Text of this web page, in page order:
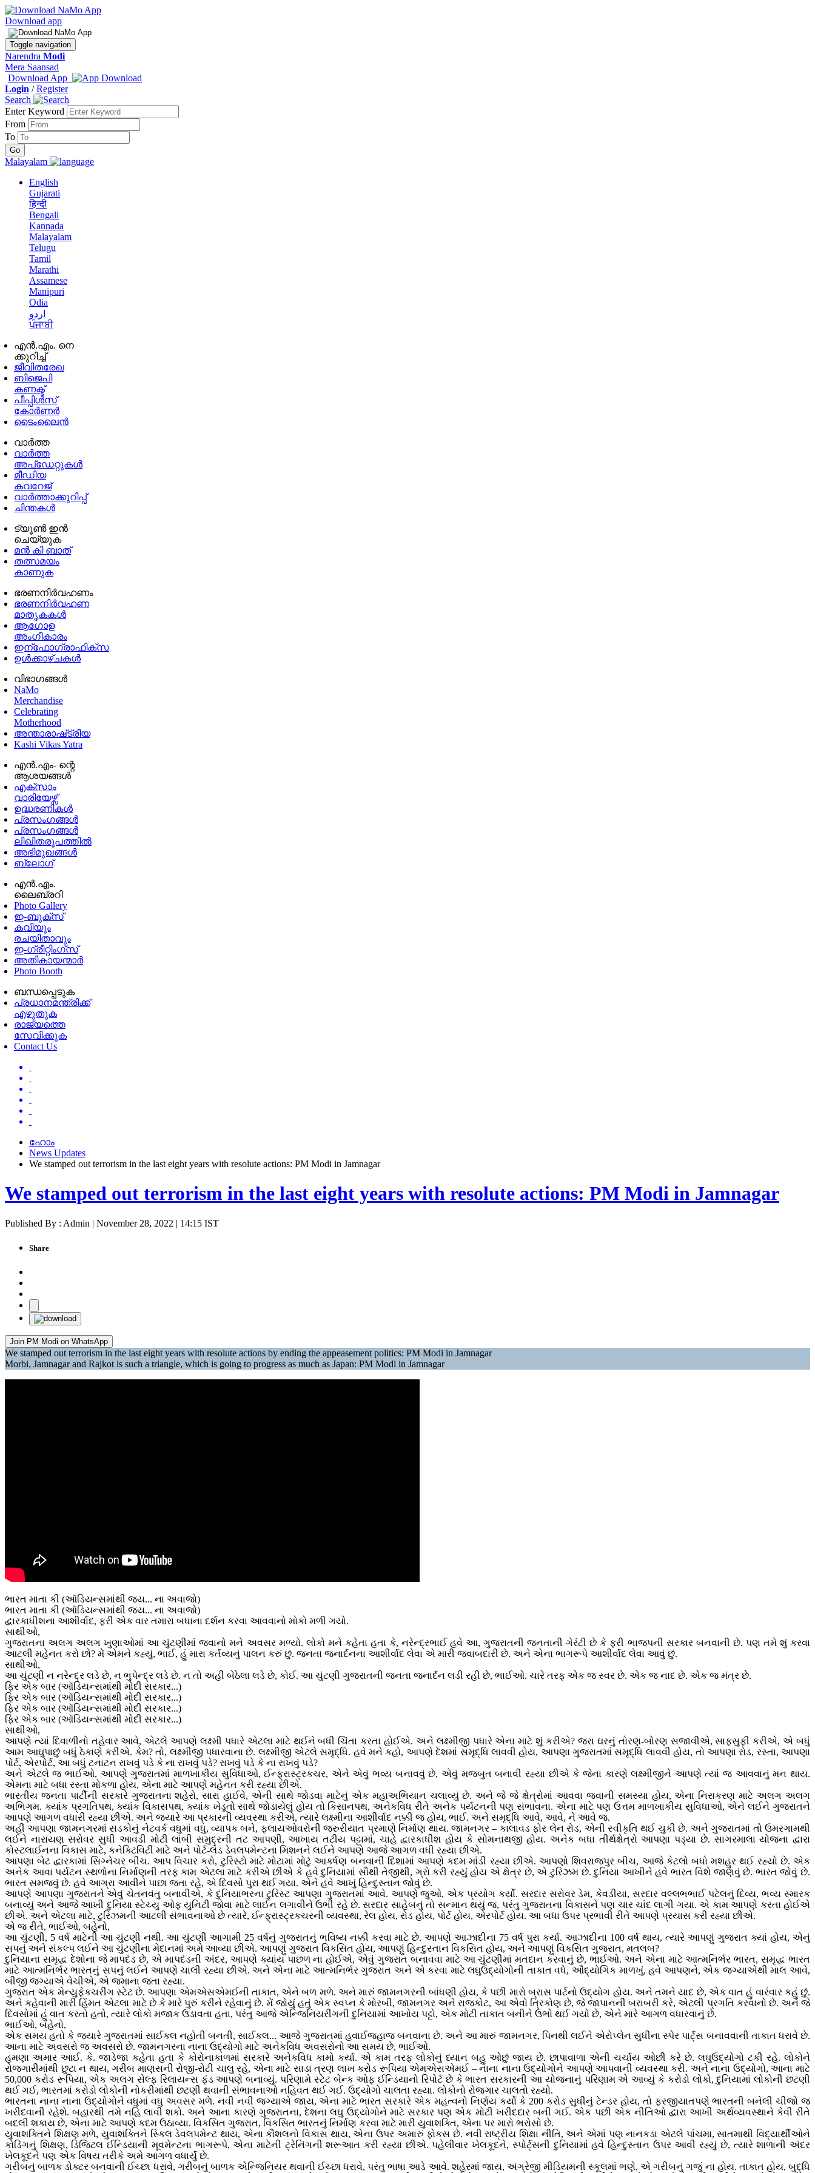
Download app
Toggle navigation
Narendra Modi
Mera Saansad
Download App
Login /Register
Search
Enter Keyword
From
To
Malayalam
English
Gujarati
हिन्दी
Bengali
Kannada
Malayalam
Telugu
Tamil
Marathi
Assamese
Manipuri
Odia
اردو
ਪੰਜਾਬੀ
എൻ.എം. നെ
ക്കുറിച്ച്
ജീവിതരേഖ
ബിജെപി
കണക്ട്
പീപ്പിൾസ്
കോർണർ
ടൈംലൈൻ
വാർത്ത
വാർത്ത
അപ്ഡേറ്റുകൾ
മീഡിയ
കവറേജ്
വാർത്താക്കുറിപ്പ്
ചിന്തകൾ
ട്യൂൺ ഇൻ
ചെയ്യുക
മൻ കി ബാത്
തത്സമയം
കാണുക
ഭരണനിര്‍വഹണം
ഭരണനിര്‍വഹണ
മാതൃകകൾ
ആഗോള
അംഗീകാരം
ഇന്ഫോഗ്രാഫിക്സ
ഉള്‍ക്കാഴ്‌ചകൾ
വിഭാഗങ്ങൾ
NaMo
Merchandise
Celebrating
Motherhood
അന്താരാഷ്‌ട്രീയ
Kashi Vikas Yatra
എൻ.എം- ന്റെ
ആശയങ്ങൾ
എക്സാം
വാരിയേഴ്സ്
ഉദ്ധരണികള്‍
പ്രസംഗങ്ങള്‍
പ്രസംഗങ്ങൾ
ലിഖിതരൂപത്തിൽ
അഭിമുഖങ്ങൾ
ബ്ലോഗ്
എൻ.എം.
ലൈബ്രറി
Photo Gallery
ഇ-ബുക്‌സ്
കവിയും
രചയിതാവും
ഇ-ഗ്രീറ്റിംഗ്‌സ്
അതികായന്മാർ
Photo Booth
ബന്ധപ്പെടുക
പ്രധാനമന്ത്രിക്ക്
എഴുതുക
രാജ്യത്തെ
സേവിക്കുക
Contact Us
ഹോം
News Updates
We stamped out terrorism in the last eight years with resolute actions: PM Modi in Jamnagar
We stamped out terrorism in the last eight years with resolute actions: PM Modi in Jamnagar
Published By : Admin | November 28, 2022 | 14:15 IST
Share
Join PM Modi on WhatsApp
We stamped out terrorism in the last eight years with resolute actions by ending the appeasement politics: PM Modi in Jamnagar
Morbi, Jamnagar and Rajkot is such a triangle, which is going to progress as much as Japan: PM Modi in Jamnagar
ભારત માતા કી (ઑડિયન્સમાંથી જય... ના અવાજો)
ભારત માતા કી (ઑડિયન્સમાંથી જય... ના અવાજો)
દ્વારકાધીશના આશીર્વાદ, ફરી એક વાર તમારા બધાના દર્શન કરવા આવવાનો મોકો મળી ગયો.
સાથીઓ,
ગુજરાતના અલગ અલગ ખુણાઓમાં આ ચુંટણીમાં જવાનો મને અવસર મળ્યો. લોકો મને કહેતા હતા કે, નરેન્દ્રભાઈ હવે આ, ગુજરાતની જનતાની ગેરંટી છે કે ફરી ભાજપની સરકાર બનવાની છે. પણ તમે શું કરવા
આટલી મહેનત કરો છો? મેં એમને કહ્યું, ભાઈ, હું મારા કર્તવ્યનું પાલન કરું છું. જનતા જનાર્દનના આશીર્વાદ લેવા એ મારી જવાબદારી છે. અને એના ભાગરૂપે આશીર્વાદ લેવા આવું છું.
સાથીઓ,
આ ચુંટણી ન નરેન્દ્ર લડે છે, ન ભુપેન્દ્ર લડે છે. ન તો અહીં બેઠેલા લડે છે, કોઈ. આ ચુંટણી ગુજરાતની જનતા જનાર્દન લડી રહી છે, ભાઈઓ. ચારે તરફ એક જ સ્વર છે. એક જ નાદ છે. એક જ મંત્ર છે.
ફિર એક બાર (ઑડિયન્સમાંથી મોદી સરકાર...)
ફિર એક બાર (ઑડિયન્સમાંથી મોદી સરકાર...)
ફિર એક બાર (ઑડિયન્સમાંથી મોદી સરકાર...)
ફિર એક બાર (ઑડિયન્સમાંથી મોદી સરકાર...)
સાથીઓ,
આપણે ત્યાં દિવાળીનો તહેવાર આવે, એટલે આપણે લક્ષ્મી પધારે એટલા માટે થઈને બધી ચિંતા કરતા હોઈએ. અને લક્ષ્મીજી પધારે એના માટે શું કરીએ? જરા ઘરનું તોરણ-બોરણ સજાવીએ, સાફસુફી કરીએ, એ બધું
આમ આઘુપાછું બધું ઠેકાણે કરીએ. કેમ? તો, લક્ષ્મીજી પધારવાના છે. લક્ષ્મીજી એટલે સમૃદ્ધિ. હવે મને કહો, આપણે દેશમાં સમૃદ્ધિ લાવવી હોય, આપણા ગુજરાતમાં સમૃદ્ધિ લાવવી હોય, તો આપણા રોડ, રસ્તા, આપણા
પોર્ટ, એરપોર્ટ, આ બધું ટનાટન રાખવું પડે કે ના રાખવું પડે? રાખવું પડે કે ના રાખવું પડે?
અને એટલે જ ભાઈઓ, આપણે ગુજરાતમાં માળખાકીય સુવિધાઓ, ઈન્ફ્રાસ્ટ્રકચર, એને એવું ભવ્ય બનાવવું છે, એવું મજબુત બનાવી રહ્યા છીએ કે જેના કારણે લક્ષ્મીજીને આપણે ત્યાં જ આવવાનું મન થાય.
એમના માટે બધા રસ્તા મોકળા હોય, એના માટે આપણે મહેનત કરી રહ્યા છીએ.
ભારતીય જનતા પાર્ટીની સરકારે ગુજરાતના શહેરો, સારા હાઈવે, એની સાથે જોડવા માટેનું એક મહાઅભિયાન ચલાવ્યું છે. અને જે જે ક્ષેત્રોમાં આવવા જવાની સમસ્યા હોય, એના નિરાકરણ માટે અલગ અલગ
અભિગમ. ક્યાંક પ્રગતિપથ, ક્યાંક વિકાસપથ, ક્યાંક ખેડૂતો સાથે જોડાયેલું હોય તો કિસાનપથ, અનેકવિધ રીતે અનેક પર્યટનની પણ સંભાવના. એના માટે પણ ઉત્તમ માળખાકીય સુવિધાઓ, એને લઈને ગુજરાતને
આપણે આગળ વધારી રહ્યા છીએ. અને જ્યારે આ પ્રકારની વ્યવસ્થા કરીએ, ત્યારે લક્ષ્મીના આશીર્વાદ નક્કી જ હોય, ભાઈ. અને સમૃદ્ધિ આવે, આવે, ને આવે જ.
અહીં આપણા જામનગરમાં સડકોનું નેટવર્ક વધુમાં વધુ, વ્યાપક બને, ફ્લાયઓવરોની જરુરીયાત પ્રમાણે નિર્માણ થાય. જામનગર – કાલાવડ ફોર લેન રોડ, એની સ્વીકૃતિ થઈ ચુકી છે. અને ગુજરાતમાં તો ઉમરગામથી
લઈને નારાયણ સરોવર સુધી આવડી મોટી લાંબી સમુદ્રની તટ આપણી, આખાય તટીય પટ્ટામાં, ચાહે દ્વારકાધીશ હોય કે સોમનાથજી હોય. અનેક બધા તીર્થક્ષેત્રો આપણા પડ્યા છે. સાગરમાલા યોજના દ્વારા
કોસ્ટલાઈનના વિકાસ માટે, કનેક્ટિવિટી માટે અને પોર્ટ-લેડ ડેવલપમેન્ટના મિશનને લઈને આપણે આજે આગળ વધી રહ્યા છીએ.
આપણા બેટ દ્વારકામાં સિગ્નેચર બીચ. આપ વિચાર કરો, ટુરિસ્ટો માટે મોટામાં મોટું આકર્ષણ બનવાની દિશામાં આપણે કદમ માંડી રહ્યા છીએ. આપણો શિવરાજપુર બીચ, આજે કેટલો બધો મશહુર થઈ રહ્યો છે. એક
અનેક આવા પર્યટન સ્થળોના નિર્માણની તરફ કામ એટલા માટે કરીએ છીએ કે હવે દુનિયામાં સૌથી તેજીથી, ગ્રો કરી રહ્યું હોય એ ક્ષેત્ર છે, એ ટુરિઝમ છે. દુનિયા આખીને હવે ભારત વિશે જાણવું છે. ભારત જોવું છે.
ભારત સમજવું છે. હવે આગ્રા આવીને પાછા જતા રહે, એ દિવસો પુરા થઈ ગયા. એને હવે આખું હિન્દુસ્તાન જોવું છે.
આપણે આપણા ગુજરાતને એવું ચેતનવંતુ બનાવીએ, કે દુનિયાભરના ટુરિસ્ટ આપણા ગુજરાતમાં આવે. આપણે જુઓ, એક પ્રયોગ કર્યો. સરદાર સરોવર ડેમ, કેવડીયા, સરદાર વલ્લભભાઈ પટેલનું દિવ્ય, ભવ્ય સ્મારક
બનાવ્યું અને આજે આખી દુનિયા સ્ટેચ્યુ ઓફ યુનિટી જોવા માટે લાઈન લગાવીને ઉભી રહે છે. સરદાર સાહેબનું તો સન્માન થયું જ, પરંતુ ગુજરાતના વિકાસને પણ ચાર ચાંદ લાગી ગયા. એ કામ આપણે કરતા હોઈએ
છીએ. અને એટલા માટે, ટુરિઝમની આટલી સંભાવનાઓ છે ત્યારે, ઈન્ફ્રાસ્ટ્રકચરની વ્યવસ્થા, રેલ હોય, રોડ હોય, પોર્ટ હોય, એરપોર્ટ હોય. આ બધા ઉપર પ્રભાવી રીતે આપણે પ્રયાસ કરી રહ્યા છીએ.
એ જ રીતે, ભાઈઓ, બહેનો,
આ ચુંટણી, 5 વર્ષ માટેની આ ચુંટણી નથી. આ ચુંટણી આગામી 25 વર્ષનું ગુજરાતનું ભવિષ્ય નક્કી કરવા માટે છે. આપણે આઝાદીના 75 વર્ષ પુરા કર્યા. આઝાદીના 100 વર્ષ થાય, ત્યારે આપણું ગુજરાત ક્યાં હોય, એનું
સપનું અને સંકલ્પ લઈને આ ચુંટણીના મેદાનમાં અમે આવ્યા છીએ. આપણું ગુજરાત વિકસિત હોય, આપણું હિન્દુસ્તાન વિકસિત હોય, અને આપણું વિકસિત ગુજરાત, મતલબ?
દુનિયાના સમૃદ્ધ દેશોના જે માપદંડ છે, એ માપદંડની અંદર, આપણે ક્યાંય પાછળ ના હોઈએ, એવું ગુજરાત બનાવવા માટે આ ચુંટણીમાં મતદાન કરવાનું છે, ભાઈઓ. અને એના માટે આત્મનિર્ભર ભારત, સમૃદ્ધ ભારત
માટે આત્મનિર્ભર ભારતનું સપનું લઈને આપણે ચાલી રહ્યા છીએ. અને એના માટે આત્મનિર્ભર ગુજરાત અને એ કરવા માટે લઘુઉદ્યોગોની તાકાત વધે, ઔદ્યોગિક માળખું, હવે આપણને, એક જગ્યાએથી માલ આવે,
બીજી જગ્યાએ વેચીએ, એ જમાના જતા રહ્યા.
ગુજરાત એક મેન્યુફેકચરીંગ સ્ટેટ છે. આપણા એમએસએમઈની તાકાત, એને બળ મળે. અને મારું જામનગરની બાંધણી હોય, કે પછી મારો બ્રાસ પાર્ટનો ઉદ્યોગ હોય. અને તમને યાદ છે, એક વાત હું વારંવાર કહું છું.
અને કહેવાની મારી હિંમત એટલા માટે છે કે મારે પુરું કરીને રહેવાનું છે. મેં જોયું હતું એક સ્વપ્ન કે મોરબી, જામનગર અને રાજકોટ, આ એવો ત્રિકોણ છે, જે જાપાનની બરાબરી કરે, એટલી પ્રગતિ કરવાનો છે. અને જે
દિવસોમાં હું વાત કરતો હતો, ત્યારે લોકો મજાક ઉડાવતા હતા, પરંતુ આજે એન્જિનિયરીંગની દુનિયામાં આખોય પટ્ટો, એક મોટી તાકાત બનીને ઉભો થઈ ગયો છે, એને મારે આગળ વધારવાનું છે.
ભાઈઓ, બહેનો,
એક સમય હતો કે જ્યારે ગુજરાતમાં સાઈકલ નહોતી બનતી, સાઈકલ... આજે ગુજરાતમાં હવાઈજહાજ બનવાના છે. અને આ મારું જામનગર, પિનથી લઈને એરોપ્લેન સુધીના સ્પેર પાર્ટ્સ બનાવવાની તાકાત ધરાવે છે.
આના માટે અવસરો જ અવસરો છે. જામનગરના નાના ઉદ્યોગો માટે અનેકવિધ અવસરોનો આ સમય છે, ભાઈઓ.
હમણા અમાર આઈ. કે. જાડેજા કહેતા હતા કે કોરોનાકાળમાં સરકારે અનેકવિધ કામો કર્યા. એ કામ તરફ લોકોનું ધ્યાન બહુ ઓછું જાય છે. છાપાવાળા એની ચર્ચાય ઓછી કરે છે. લઘુઉદ્યોગો ટકી રહે. લોકોને
રોજગારીમાંથી છુટા ન થાય, ગરીબ માણસની રોજી-રોટી ચાલુ રહે, એના માટે સાડા ત્રણ લાખ કરોડ રૂપિયા એમએસએમઈ – નાના નાના ઉદ્યોગોને આપણે આપવાની વ્યવસ્થા કરી. અને નાના ઉદ્યોગો, આના માટે
50,000 કરોડ રૂપિયા, એક અલગ સેલ્ફ રિલાયન્સ ફંડ આપણે બનાવ્યું. પરિણામે સ્ટેટ બેન્ક ઓફ ઈન્ડિયાનો રિપોર્ટ છે કે ભારત સરકારની આ યોજનાનું પરિણામ એ આવ્યું કે કરોડો લોકો, દુનિયામાં લોકોની છટણી
થઈ ગઈ, ભારતમાં કરોડો લોકોની નોકરીમાંથી છટણી થવાની સંભાવનાઓ નહિવત થઈ ગઈ. ઉદ્યોગો ચાલતા રહ્યા. લોકોનો રોજગાર ચાલતો રહ્યો.
ભારતના નાના નાના ઉદ્યોગોને વધુમાં વધુ અવસર મળે. નવી નવી જગ્યાએ જાય, એના માટે ભારત સરકારે એક મહત્વનો નિર્ણય કર્યો કે 200 કરોડ સુધીનું ટેન્ડર હોય, તો ફરજીયાતપણે ભારતની બનેલી ચીજો જ
ખરીદવાની રહેશે. બહારથી તમે નહિ લાવી શકો. અને આના કારણે ગુજરાતના, દેશના લઘુ ઉદ્યોગોને માટે સરકાર પણ એક મોટી ખરીદદાર બની ગઈ. એક પછી એક નીતિઓ દ્વારા આખી અર્થવ્યવસ્થાને કેવી રીતે
બદલી શકાય છે, એના માટે આપણે કદમ ઉઠાવ્યા. વિકસિત ગુજરાત, વિકસિત ભારતનું નિર્માણ કરવા માટે મારી યુવાશક્તિ, એના પર મારો ભરોસો છે.
યુવાશક્તિને શિક્ષણ મળે, યુવાશક્તિને સ્કિલ ડેવલપમેન્ટ થાય, એના કૌશલનો વિકાસ થાય, એના ઉપર અમારું ફોકસ છે. નવી રાષ્ટ્રીય શિક્ષા નીતિ, અને એમાં પણ નાનકડા એટલે પાંચમા, સાતમાથી વિદ્યાર્થીઓને
કોડિંગનું શિક્ષણ, ડિજિટલ ઈન્ડિયાની મૂવમેન્ટના ભાગરૂપે, એના માટેની ટ્રેનિંગની શરૂઆત કરી રહ્યા છીએ. પહેલીવાર ખેલકૂદને, સ્પોર્ટ્સની દુનિયામાં હવે હિન્દુસ્તાન ઉપર આવી રહ્યું છે, ત્યારે શાળાની અંદર
ખેલકૂદને પણ એક વિષય તરીકે અમે આગળ વધાર્યું છે.
ગરીબનું બાળક ડોક્ટર બનવાની ઈચ્છા ધરાવે, ગરીબનું બાળક એન્જિનિયર થવાની ઈચ્છા ધરાવે, પરંતુ ભાષા આડે આવે. શહેરમાં જાય, અંગ્રેજી મીડિયમની સ્કૂલમાં ભણે, એ ગરીબનું ગજું ના હોય. તાકાત હોય, બુદ્ધિ